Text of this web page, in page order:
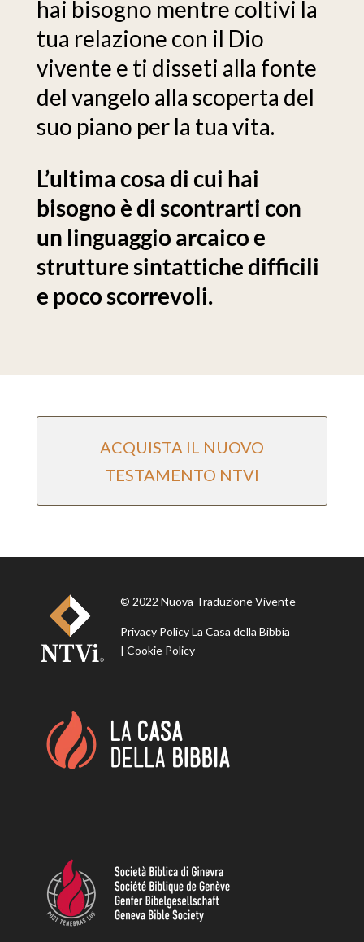
hai bisogno mentre coltivi la
tua relazione con il Dio
vivente e ti disseti alla fonte
del vangelo alla scoperta del
suo piano per la tua vita.
L’ultima cosa di cui hai
bisogno è di scontrarti con
un linguaggio arcaico e
strutture sintattiche difficili
e poco scorrevoli.
ACQUISTA IL NUOVO
TESTAMENTO NTVI
© 2022 Nuova Traduzione Vivente
Privacy Policy La Casa della Bibbia
| Cookie Policy